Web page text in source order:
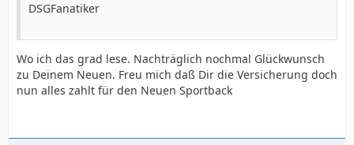
DSGFanatiker
Wo ich das grad lese. Nachträglich nochmal Glückwunsch
zu Deinem Neuen. Freu mich daß Dir die Versicherung doch
nun alles zahlt für den Neuen Sportback